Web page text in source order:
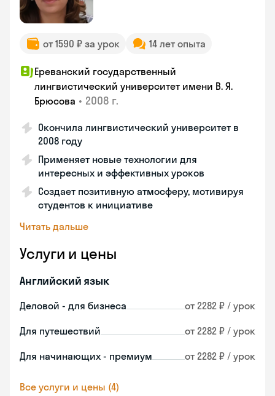
от 1590 ₽ за урок 14 лет опыта
Ереванский государственный
лингвистический университет имени В. Я.
Брюсова • 2008 г.
Окончила лингвистический университет в
2008 году
Применяет новые технологии для
интересных и эффективных уроков
Создает позитивную атмосферу, мотивируя
студентов к инициативе
Читать дальше
Услуги и цены
Английский язык
Деловой - для бизнеса от 2282 ₽ / урок
Для путешествий от 2282 ₽ / урок
Для начинающих - премиум от 2282 ₽ / урок
Все услуги и цены (4)